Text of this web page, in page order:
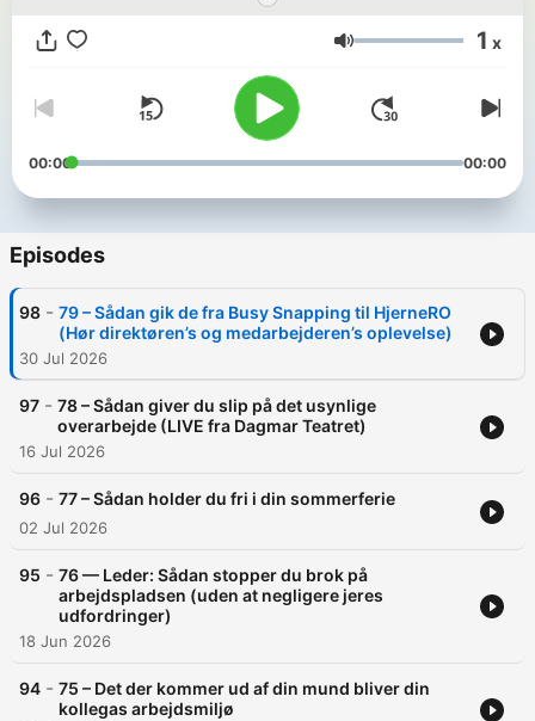
forbindelse kæmpet med mental uro, og lært vigtigheden af at
Volume 1 x
00:00 00:00
Episodes
98 - 79 – Sådan gik de fra Busy Snapping til HjerneRO
(Hør direktøren’s og medarbejderen’s oplevelse)
30 Jul 2026
97 - 78 – Sådan giver du slip på det usynlige
overarbejde (LIVE fra Dagmar Teatret)
16 Jul 2026
96 - 77 – Sådan holder du fri i din sommerferie
02 Jul 2026
95 - 76 — Leder: Sådan stopper du brok på
arbejdspladsen (uden at negligere jeres
udfordringer)
18 Jun 2026
94 - 75 – Det der kommer ud af din mund bliver din
kollegas arbejdsmiljø